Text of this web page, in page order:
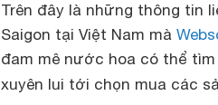
Trên đây là những thông tin
Saigon tại Việt Nam mà
đam mê nước hoa có thể
xuyên lui tới chọn mua các